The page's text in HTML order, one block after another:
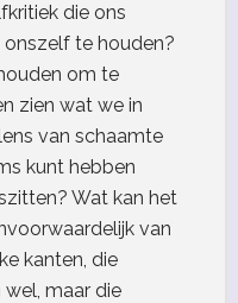
die ons
te houden?
om te
zien wat we in
van schaamte
kunt hebben
Wat kan het
van
kanten, die
maar die